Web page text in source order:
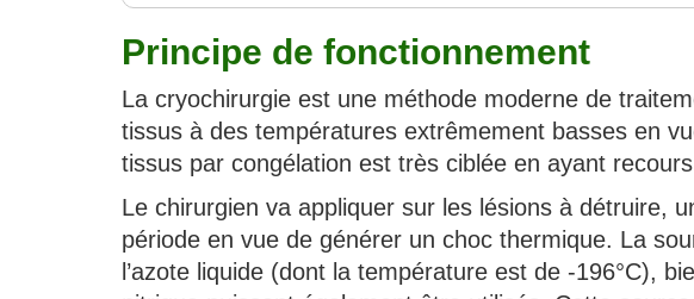
Principe de fonctionnement
La cryochirurgie est une méthode moderne de
tissus à des températures extrêmement basses en
tissus par congélation est très ciblée en ayant
Le chirurgien va appliquer sur les lésions à détruire,
période en vue de générer un choc thermique. La
l’azote liquide (dont la température est de -196°C),